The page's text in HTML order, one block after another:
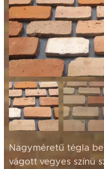
Nagyméretű tégla
vágott vegyes színü